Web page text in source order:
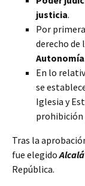
justicia.
Por
derecho de
Autonomía.
En lo
se
Iglesia y
prohibición
Tras la
fue elegido
República.